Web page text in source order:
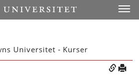
Universitet - Kurser